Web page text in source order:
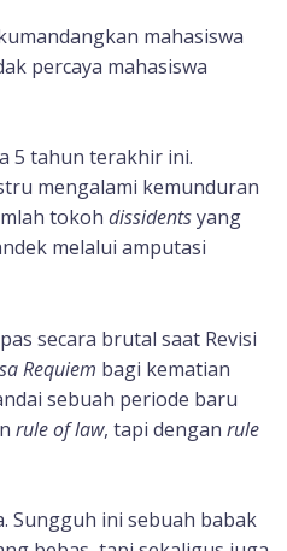
mahasiswa
percaya mahasiswa
5 tahun terakhir ini.
mengalami kemunduran
tokoh dissidentsyang
melalui amputasi
secara brutal saat Revisi
Requiem bagi kematian
sebuah periode baru
rule of law, tapi dengan rule
Sungguh ini sebuah babak